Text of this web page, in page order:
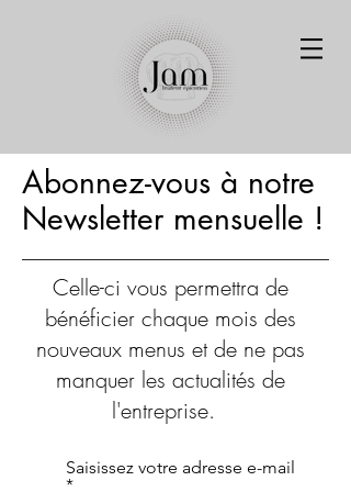
Abonnez-vous à notre
Newsletter mensuelle !
Celle-ci vous permettra de
bénéficier chaque mois des
nouveaux menus et de ne pas
manquer les actualités de
l'entreprise.
Saisissez votre adresse e-mail